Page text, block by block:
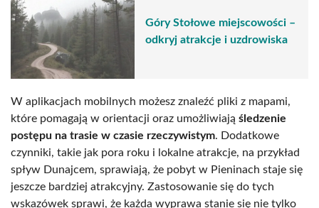
Góry Stołowe miejscowości –
odkryj atrakcje i uzdrowiska
W aplikacjach mobilnych możesz znaleźć pliki z mapami,
które pomagają w orientacji oraz umożliwiają śledzenie
postępu na trasie w czasie rzeczywistym. Dodatkowe
czynniki, takie jak pora roku i lokalne atrakcje, na przykład
spływ Dunajcem, sprawiają, że pobyt w Pieninach staje się
jeszcze bardziej atrakcyjny. Zastosowanie się do tych
wskazówek sprawi, że każda wyprawa stanie się nie tylko